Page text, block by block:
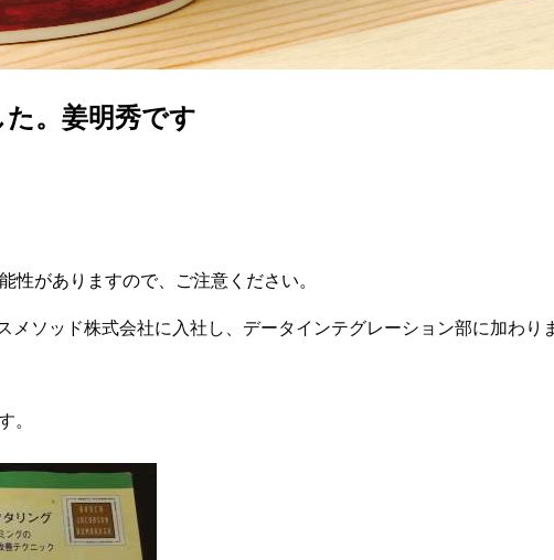
。姜明秀です
がありますので、ご注意ください。
ソッド株式会社に入社し、データインテグレーション部に加わ